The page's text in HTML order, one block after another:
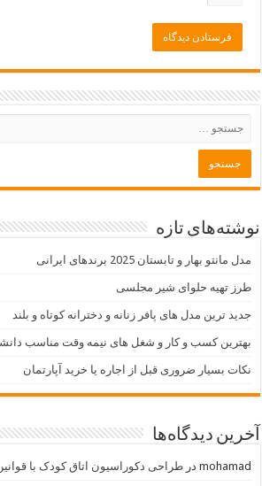
نوشته‌های تازه
مدل مانتو بهار و تابستان 2025 برندهای ایرانی
طرز تهیه حلوای شیر مجلسی
جدید ترین مدل های پافر زنانه و دخترانه کوتاه و بلند
بهترین کسب و کار و شغل های نیمه وقت مناسب
نکات بسیار ضروری قبل از اجاره یا خرید آپارتمان
آخرین دیدگاه‌ها
mohamad درطراحی دکوراسیون اتاق کودک با